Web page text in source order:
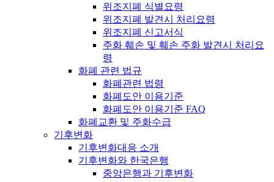
위조지폐 식별요령
위조지폐 발견시 처리요령
위조지폐 신고서식
주화 훼손 및 훼손 주화 발견시 처리요
령
화폐 관련 법규
화폐관련 법령
화폐도안 이용기준
화폐도안 이용기준 FAQ
화폐교환 및 주화수급
기후변화
기후변화대응 소개
기후변화와 한국은행
중앙은행과 기후변화